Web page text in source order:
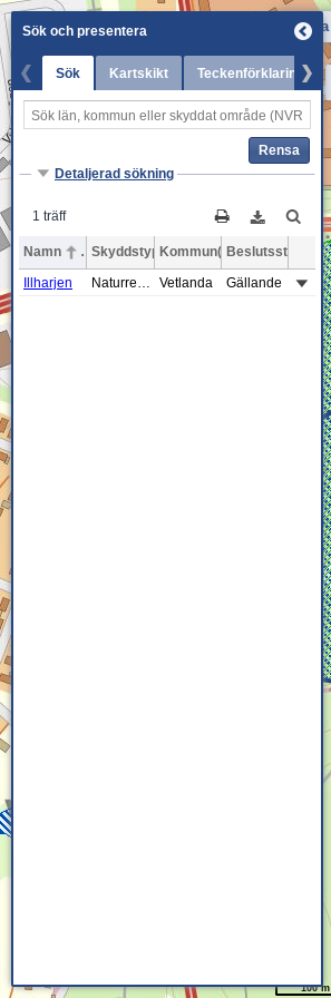
100 m
Karta
Dela
Sök och presentera
Sök Kartskikt Teckenförklaring
Rensa
Detaljerad sökning
1 träff
Namn Skyddstyp Kommun(er)Beslutsstatus
Illharjen
Naturreservat Vetlanda Gällande